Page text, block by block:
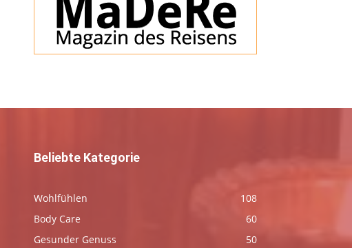
Beliebte Kategorie
Wohlfühlen
108
Body Care
60
Gesunder Genuss
50